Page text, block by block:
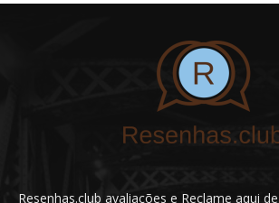
Resenhas.club avaliações e Reclame aqui